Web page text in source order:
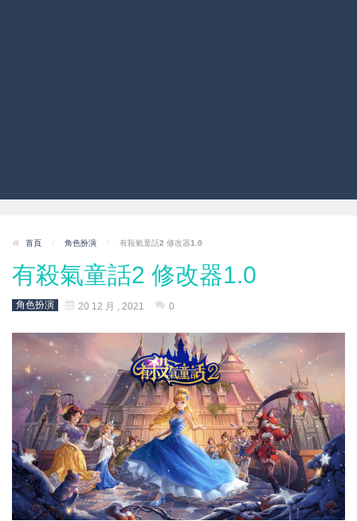
首頁 / 角色扮演 / 有殺氣童話2 修改器1.0
有殺氣童話2 修改器1.0
角色扮演 20 12 月 , 2021 0